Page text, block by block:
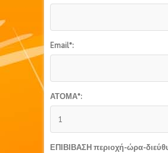
Email*:
ΑΤΟΜΑ*:
ΕΠΙΒΙΒΑΣΗ περιοχή-ώρα-